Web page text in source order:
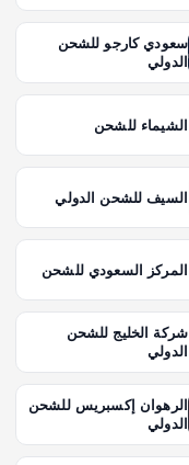
سعودي كارجو للشحن
الدولي
الشيماء للشحن
السيف للشحن الدولي
المركز السعودي للشحن
شركة الخليج للشحن
الدولي
الرهوان إكسبريس للشحن
الدولي